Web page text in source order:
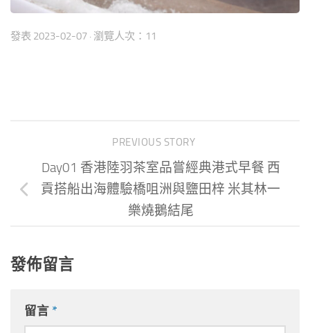
發表 2023-02-07 · 瀏覽人次：11
PREVIOUS STORY
Day01 香港陸羽茶室品嘗經典港式早餐 西
貢搭船出海體驗橋咀洲與鹽田梓 米其林一
樂燒鵝結尾
發佈留言
留言 *